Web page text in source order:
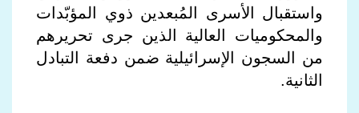
واستقبال الأسرى المُبعدين ذوي المؤبّدات
والمحكوميات العالية الذين جرى تحريرهم
من السجون الإسرائيلية ضمن دفعة التبادل
الثانية.